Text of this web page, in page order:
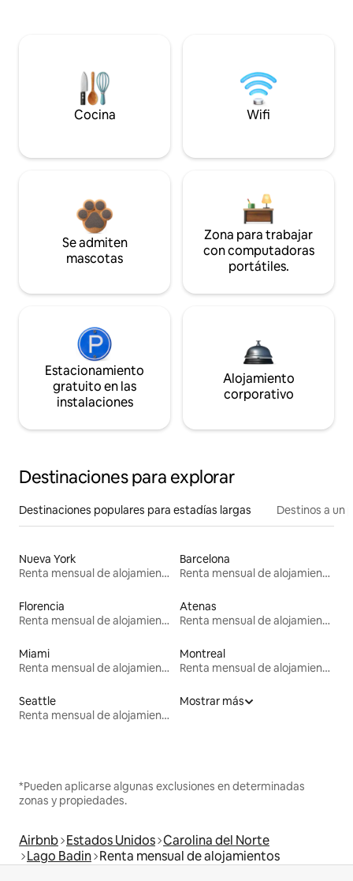
Cocina Wifi
Se admiten
mascotas
Zona para trabajar
con computadoras
portátiles.
Estacionamiento
gratuito en las
instalaciones
Alojamiento
corporativo
Destinaciones para explorar
Destinaciones populares para estadías largas Destinos a un
Nueva York
Renta mensual de alojamientos
Barcelona
Renta mensual de alojamientos
Florencia
Renta mensual de alojamientos
Atenas
Renta mensual de alojamientos
Miami
Renta mensual de alojamientos
Montreal
Renta mensual de alojamientos
Seattle
Renta mensual de alojamientos
Mostrar más
*Pueden aplicarse algunas exclusiones en determinadas
zonas y propiedades.
Airbnb Estados Unidos Carolina del Norte
Lago Badin Renta mensual de alojamientos